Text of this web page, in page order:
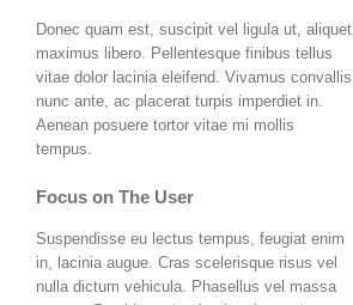
Donec quam est, suscipit vel ligula ut, aliquet
maximus libero. Pellentesque finibus tellus
vitae dolor lacinia eleifend. Vivamus convallis
nunc ante, ac placerat turpis imperdiet in.
Aenean posuere tortor vitae mi mollis
tempus.
Focus on The User
Suspendisse eu lectus tempus, feugiat enim
in, lacinia augue. Cras scelerisque risus vel
nulla dictum vehicula. Phasellus vel massa